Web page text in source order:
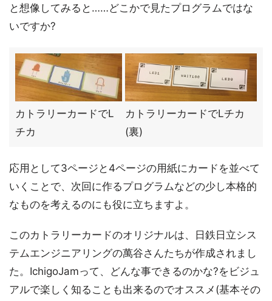
と想像してみると……どこかで見たプログラムではな
いですか?
カトラリーカードでL
チカ
カトラリーカードでLチカ
(裏)
応用として3ページと4ページの用紙にカードを並べて
いくことで、次回に作るプログラムなどの少し本格的
なものを考えるのにも役に立ちますよ。
このカトラリーカードのオリジナルは、日鉄日立シス
テムエンジニアリングの萬谷さんたちが作成されまし
た。IchigoJamって、どんな事できるのかな?をビジュ
アルで楽しく知ることも出来るのでオススメ(基本その